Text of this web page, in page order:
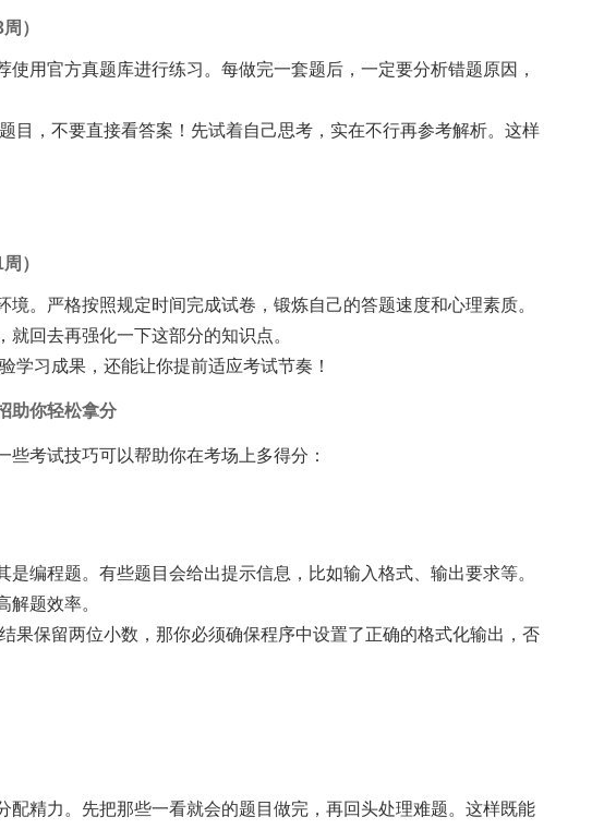
）
使用官方真题库进行练习。每做完一套题后，一定要分析错题原因，
目，不要直接看答案！先试着自己思考，实在不行再参考解析。这样
）
境。严格按照规定时间完成试卷，锻炼自己的答题速度和心理素质。
回去再强化一下这部分的知识点。
学习成果，还能让你提前适应考试节奏！
助你轻松拿分
些考试技巧可以帮助你在考场上多得分：
是编程题。有些题目会给出提示信息，比如输入格式、输出要求等。
解题效率。
果保留两位小数，那你必须确保程序中设置了正确的格式化输出，否
配精力。先把那些一看就会的题目做完，再回头处理难题。这样既能